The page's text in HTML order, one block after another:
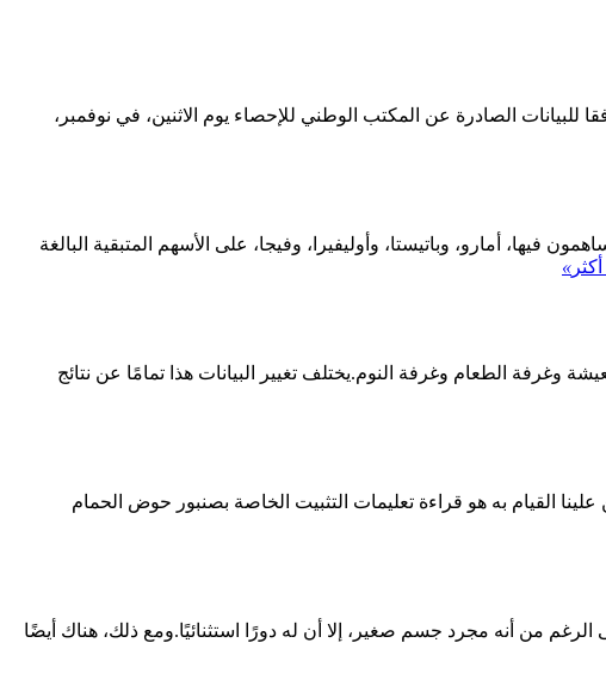
على ارتفاع أسعار المواد الخام، وانخفض معدل نمو الأرباح الصناعية على أساس سنوي في نوفمبر إلى 9%.وفقا للبيانات الصادرة عن المكتب الوطني للإحصاء يوم الاثنين، في نوفمبر،
فيها، أمارو، وباتيستا، وأوليفيرا، وفيجا، على الأسهم المتبقية البالغة
»
وغرفة الطعام وغرفة النوم.يختلف تغيير البيانات هذا تمامًا عن نتائج
أول شيء يتعين علينا القيام به هو قراءة تعليمات التثبيت الخاصة بصنبور حوض الحمام
الرغم من أنه مجرد جسم صغير، إلا أن له دورًا استثنائيًا.ومع ذلك، هناك أيضًا